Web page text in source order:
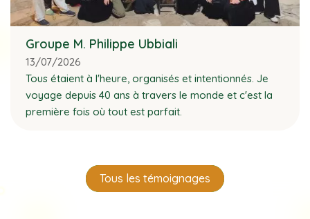
Groupe M. Philippe Ubbiali
13/07/2026
Tous étaient à l'heure, organisés et intentionnés. Je
voyage depuis 40 ans à travers le monde et c'est la
première fois où tout est parfait.
Tous les témoignages